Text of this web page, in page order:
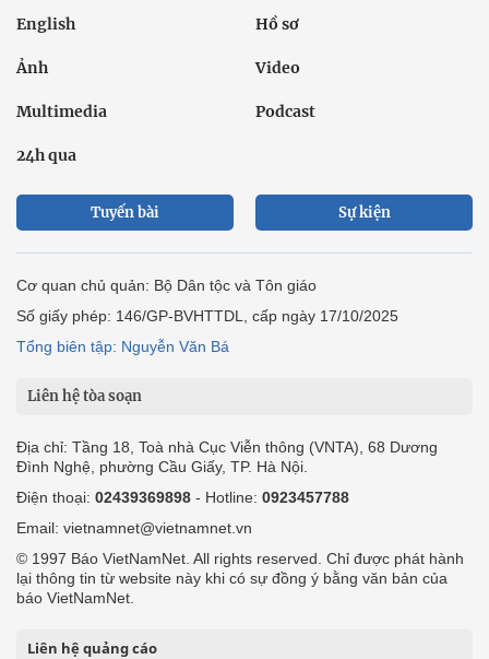
English Hồ sơ
Ảnh Video
Multimedia Podcast
24h qua
Tuyến bài Sự kiện
Cơ quan chủ quản: Bộ Dân tộc và Tôn giáo
Số giấy phép: 146/GP-BVHTTDL, cấp ngày 17/10/2025
Tổng biên tập: Nguyễn Văn Bá
Liên hệ tòa soạn
Địa chỉ: Tầng 18, Toà nhà Cục Viễn thông (VNTA), 68 Dương
Đình Nghệ, phường Cầu Giấy, TP. Hà Nội.
Điện thoại: 02439369898 - Hotline: 0923457788
Email: vietnamnet@vietnamnet.vn
© 1997 Báo VietNamNet. All rights reserved. Chỉ được phát hành
lại thông tin từ website này khi có sự đồng ý bằng văn bản của
báo VietNamNet.
Liên hệ quảng cáo